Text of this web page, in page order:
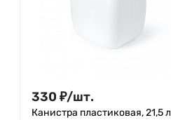
330 ₽/шт.
Канистра пластиковая, 21,5 л